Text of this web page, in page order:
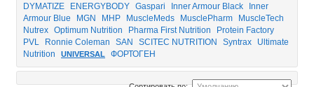
DYMATIZE
ENERGYBODY Gaspari Inner Armour Black
Inner
Armour Blue
MGN MHP MuscleMeds MusclePharm
MuscleTech
Nutrex Optimum Nutrition Pharma First Nutrition
Protein Factory
PVL
Ronnie Coleman SAN SCITEC NUTRITION Syntrax
Ultimate
Nutrition
UNIVERSAL ФОРТОГЕН